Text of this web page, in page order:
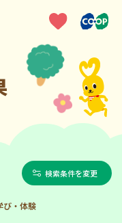
検索条件を変更
・体験